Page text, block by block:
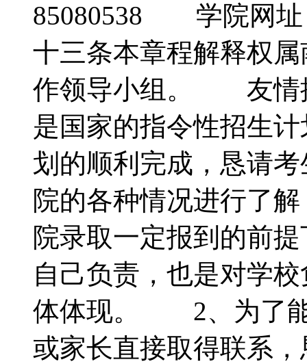
85080538 学院网址
十三条本章程解释权
作领导小组。 友情
是国家的指令性招生
划的顺利完成，恳请
院的各种情况进行了
院录取一定报到的前
自己负责，也是对学
体体现。 2、为了能
或家长直接取得联系